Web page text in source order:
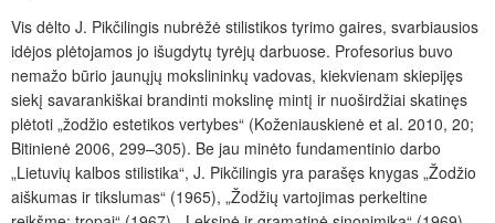
Vis dėlto J. Pikčilingis nubrėžė stilistikos tyrimo gaires, svarbiausios
idėjos plėtojamos jo išugdytų tyrėjų darbuose. Profesorius buvo
nemažo būrio jaunųjų mokslininkų vadovas, kiekvienam skiepijęs
siekį savarankiškai brandinti mokslinę mintį ir nuoširdžiai skatinęs
plėtoti „žodžio estetikos vertybes“ (Koženiauskienė et al. 2010, 20;
Bitinienė 2006, 299–305). Be jau minėto fundamentinio darbo
„Lietuvių kalbos stilistika“, J. Pikčilingis yra parašęs knygas „Žodžio
aiškumas ir tikslumas“ (1965), „Žodžių vartojimas perkeltine